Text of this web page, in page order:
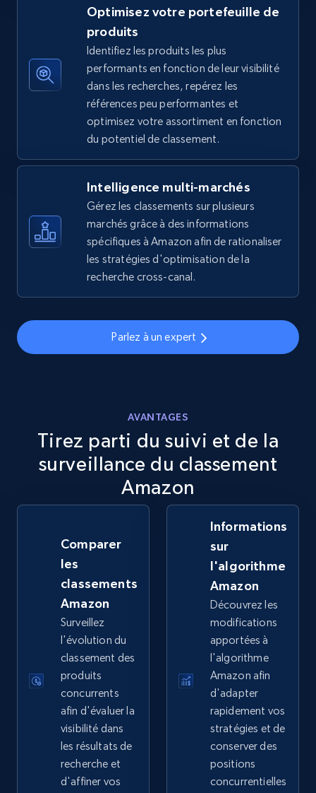
Amazon sellers info
Seller id, URL, Seller name, Description, Detailed
info, Stars, Feedbacks, Return policy, and more.
378+ Commencer
URL, Product id, Title, Seller name, Seller rating,
Seller reviews, Breadcrumbs, Root category, and
more.
359+ Commencer
2.5K+ 359+ Commencer
eBay - Collect products from shops on eBay
URL, Product id, Title, Seller name, Seller rating,
Seller reviews, Breadcrumbs, Root category, and
more.
2.5K+ Commencer
eBay - Collect records by category
URL, Product id, Title, Seller name, Seller rating,
Seller reviews, Breadcrumbs, Root category, and
more.
2.5K+ 359+ Commencer
Optimisez votre portefeuille de
produits
Identifiez les produits les plus
performants en fonction de leur visibilité
dans les recherches, repérez les
références peu performantes et
optimisez votre assortiment en fonction
du potentiel de classement.
Intelligence multi-marchés
Gérez les classements sur plusieurs
marchés grâce à des informations
spécifiques à Amazon afin de rationaliser
les stratégies d'optimisation de la
recherche cross-canal.
Parlez à un expert
AVANTAGES
Tirez parti du suivi et de la
surveillance du classement
Amazon
Comparer
les
classements
Amazon
Surveillez
l'évolution du
classement des
produits
concurrents
afin d'évaluer la
visibilité dans
les résultats de
recherche et
d'affiner vos
Informations
sur
l'algorithme
Amazon
Découvrez les
modifications
apportées à
l'algorithme
Amazon afin
d'adapter
rapidement vos
stratégies et de
conserver des
positions
concurrentielles